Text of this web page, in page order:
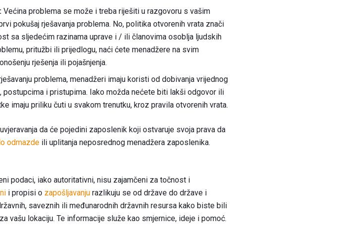
Većina problema se može i treba riješiti u razgovoru s vašim
pokušaj rješavanja problema. No, politika otvorenih vrata znači
sa sljedećim razinama uprave i / ili članovima osoblja ljudskih
pritužbi ili prijedlogu, naći ćete menadžere na svim
rješenja ili pojašnjenja.
problema, menadžeri imaju koristi od dobivanja vrijednog
i pristupima. Iako možda nećete biti lakši odgovor ili
imaju priliku čuti u svakom trenutku, kroz pravila otvorenih vrata.
da će pojedini zaposlenik koji ostvaruje svoja prava da
odmazde ili uplitanja neposrednog menadžera zaposlenika.
podaci, iako autoritativni, nisu zajamčeni za točnost i
i propisi o zapošljavanju razlikuju se od države do države i
saveznih ili međunarodnih državnih resursa kako biste bili
vašu lokaciju. Te informacije služe kao smjernice, ideje i pomoć.